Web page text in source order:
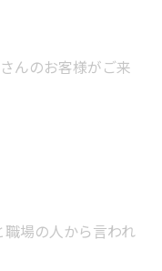
んのお客様がご来
職場の人から言われ